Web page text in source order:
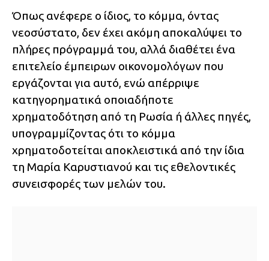
Όπως ανέφερε ο ίδιος, το κόμμα, όντας
νεοσύστατο, δεν έχει ακόμη αποκαλύψει το
πλήρες πρόγραμμά του, αλλά διαθέτει ένα
επιτελείο έμπειρων οικονομολόγων που
εργάζονται για αυτό, ενώ απέρριψε
κατηγορηματικά οποιαδήποτε
χρηματοδότηση από τη Ρωσία ή άλλες πηγές,
υπογραμμίζοντας ότι το κόμμα
χρηματοδοτείται αποκλειστικά από την ίδια
τη Μαρία Καρυστιανού και τις εθελοντικές
συνεισφορές των μελών του.